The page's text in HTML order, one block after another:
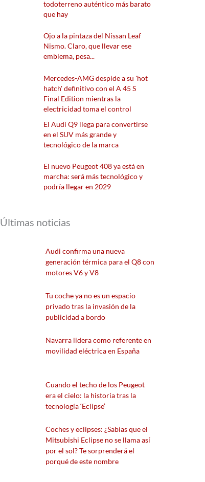
todoterreno auténtico más barato
que hay
Ojo a la pintaza del Nissan Leaf
Nismo. Claro, que llevar ese
emblema, pesa...
Mercedes-AMG despide a su 'hot
hatch' definitivo con el A 45 S
Final Edition mientras la
electricidad toma el control
El Audi Q9 llega para convertirse
en el SUV más grande y
tecnológico de la marca
El nuevo Peugeot 408 ya está en
marcha: será más tecnológico y
podría llegar en 2029
Últimas noticias
Audi confirma una nueva
generación térmica para el Q8 con
motores V6 y V8
Tu coche ya no es un espacio
privado tras la invasión de la
publicidad a bordo
Navarra lidera como referente en
movilidad eléctrica en España
Cuando el techo de los Peugeot
era el cielo: la historia tras la
tecnología ‘Eclipse’
Coches y eclipses: ¿Sabías que el
Mitsubishi Eclipse no se llama así
por el sol? Te sorprenderá el
porqué de este nombre